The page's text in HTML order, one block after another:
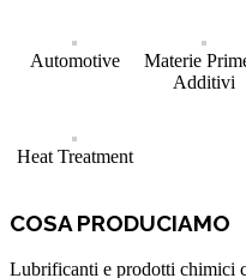
Automotive
Materie
Additivi
Heat Treatment
COSA PRODUCIAMO
Lubrificanti e prodotti chimici